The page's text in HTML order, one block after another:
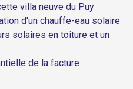
villa neuve du Puy
d'un chauffe-eau solaire
solaires en toiture et un
de la facture